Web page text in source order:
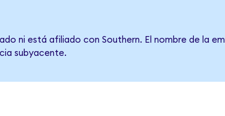
ni está afiliado con Southern. El nombre de la
subyacente.